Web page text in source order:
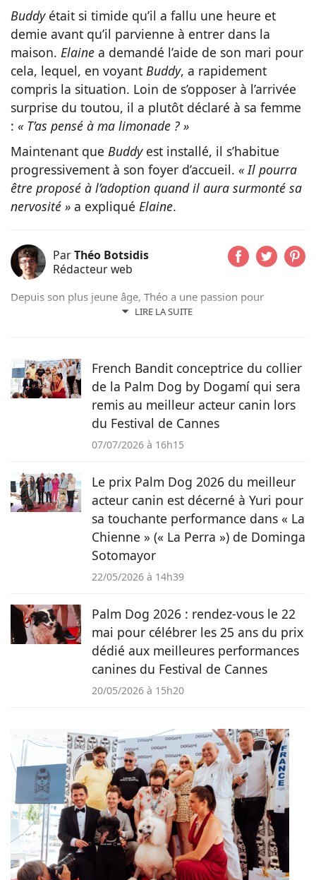
Buddy était si timide qu’il a fallu une heure et
demie avant qu’il parvienne à entrer dans la
maison. Elaine a demandé l’aide de son mari pour
cela, lequel, en voyant Buddy, a rapidement
compris la situation. Loin de s’opposer à l’arrivée
surprise du toutou, il a plutôt déclaré à sa femme
: « T’as pensé à ma limonade ? »
Maintenant que Buddy est installé, il s’habitue
progressivement à son foyer d’accueil. « Il pourra
être proposé à l’adoption quand il aura surmonté sa
nervosité » a expliqué Elaine.
ParThéo Botsidis
Rédacteur web
LIRE LA SUITE
Depuis son plus jeune âge, Théo a une passion pour
l’écriture. Aujourd’hui rédacteur web, il prend plaisir à
émouvantes.
French Bandit conceptrice du collier
de la Palm Dog by Dogamí qui sera
remis au meilleur acteur canin lors
du Festival de Cannes
07/07/2026 à 16h15
Le prix Palm Dog 2026 du meilleur
acteur canin est décerné à Yuri pour
sa touchante performance dans « La
Chienne » (« La Perra ») de Dominga
Sotomayor
22/05/2026 à 14h39
Palm Dog 2026 : rendez-vous le 22
mai pour célébrer les 25 ans du prix
dédié aux meilleures performances
canines du Festival de Cannes
20/05/2026 à 15h20